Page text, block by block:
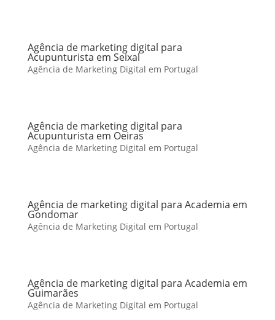
Agência de marketing digital para
Acupunturista em Seixal
Agência de Marketing Digital em Portugal
Agência de marketing digital para
Acupunturista em Oeiras
Agência de Marketing Digital em Portugal
Agência de marketing digital para Academia em
Gondomar
Agência de Marketing Digital em Portugal
Agência de marketing digital para Academia em
Guimarães
Agência de Marketing Digital em Portugal